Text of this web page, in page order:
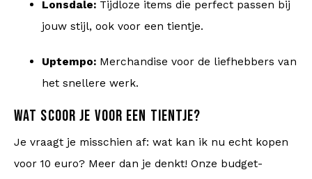
Lonsdale: Tijdloze items die perfect passen bij
jouw stijl, ook voor een tientje.
Uptempo: Merchandise voor de liefhebbers van
het snellere werk.
WAT SCOOR JE VOOR EEN TIENTJE?
Je vraagt je misschien af: wat kan ik nu echt kopen
voor 10 euro? Meer dan je denkt! Onze budget-